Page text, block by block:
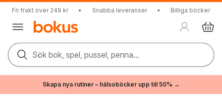
Fri frakt över 249 kr • Snabba leveranser • Billiga böcker
Sök bok, spel, pussel, penna...
Skapa nya rutiner – hälsoböcker upp till 50% →